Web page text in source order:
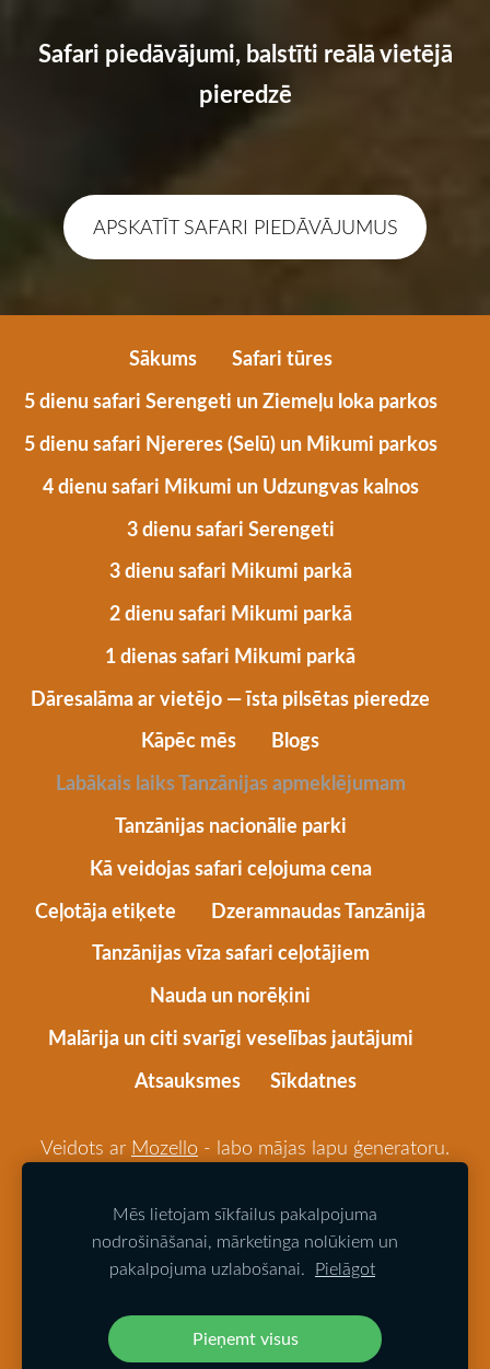
Safari piedāvājumi, balstīti reālā vietējā
pieredzē
​APSKATĪT SAFARI PIEDĀVĀJUMUS​
Sākums
Safari tūres
5 dienu safari Serengeti un Ziemeļu loka parkos
5 dienu safari Njereres (Selū) un Mikumi parkos
4 dienu safari Mikumi un Udzungvas kalnos
3 dienu safari Serengeti
3 dienu safari Mikumi parkā
2 dienu safari Mikumi parkā
1 dienas safari Mikumi parkā
Dāresalāma ar vietējo — īsta pilsētas pieredze
Kāpēc mēs
Blogs
Labākais laiks Tanzānijas apmeklējumam
Tanzānijas nacionālie parki
Kā veidojas safari ceļojuma cena
Ceļotāja etiķete
Dzeramnaudas Tanzānijā
Tanzānijas vīza safari ceļotājiem
Nauda un norēķini
Malārija un citi svarīgi veselības jautājumi
Atsauksmes
Sīkdatnes
Veidots ar Mozello - labo mājas lapu ģeneratoru.
Romāna Širimas, Anda Liepas, Ričarda Krūzes
fotogrāfijas.
© 2024 Visas tiesības rezervētas
Mēs lietojam sīkfailus pakalpojuma
nodrošināšanai, mārketinga nolūkiem un
pakalpojuma uzlabošanai. Pielāgot
Pieņemt visus